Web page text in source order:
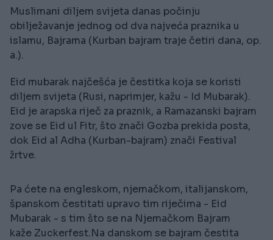
Muslimani diljem svijeta danas počinju
obilježavanje jednog od dva najveća praznika u
islamu, Bajrama (Kurban bajram traje četiri dana, op.
a.).
Eid mubarak najčešća je čestitka koja se koristi
diljem svijeta (Rusi, naprimjer, kažu - Id Mubarak).
Eid je arapska riječ za praznik, a Ramazanski bajram
zove se Eid ul Fitr, što znači Gozba prekida posta,
dok Eid al Adha (Kurban-bajram) znači Festival
žrtve.
Pa ćete na engleskom, njemačkom, italijanskom,
španskom čestitati upravo tim riječima - Eid
Mubarak - s tim što se na Njemačkom Bajram
kaže Zuckerfest.Na danskom se bajram čestita